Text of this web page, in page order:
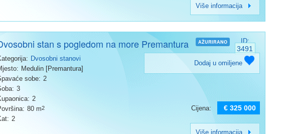
Više informacija
stan s pogledom na more Premantura AŽURIRANO ID:
3491
Dvosobni stanovi
Medulin [Premantura]
sobe: 2
3
2
80 m2
2
Dodaj u omiljene
Cijena: € 325 000
Više informacija